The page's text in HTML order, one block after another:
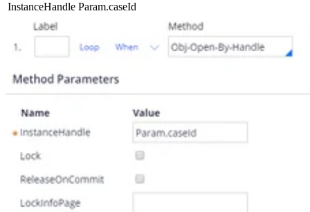
InstanceHandle Param.caseId